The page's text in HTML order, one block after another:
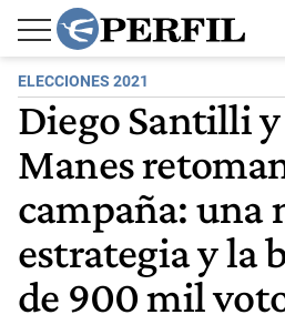
ELECCIONES 2021
Diego Santilli
Manes
campaña: una
estrategia y la
de 900 mil